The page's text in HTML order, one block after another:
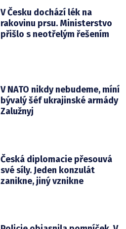
V Česku dochází lék na
rakovinu prsu. Ministerstvo
přišlo s neotřelým řešením
V NATO nikdy nebudeme, míní
bývalý šéf ukrajinské armády
Zalužnyj
Česká diplomacie přesouvá
své síly. Jeden konzulát
zanikne, jiný vznikne